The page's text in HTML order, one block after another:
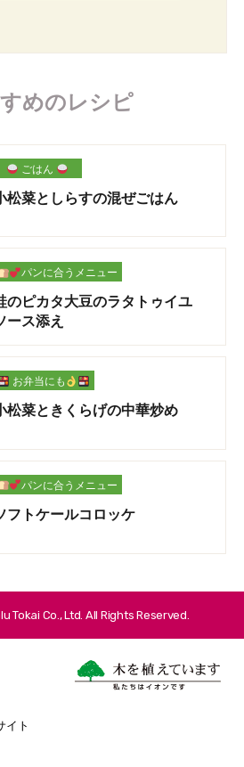
めのレシピ
ごはん
松菜としらすの混ぜごはん
パンに合うメニュー
のピカタ大豆のラタトゥイユ
ース添え
お弁当にも
松菜ときくらげの中華炒め
パンに合うメニュー
フトケールコロッケ
Tokai Co., Ltd. All Rights Reserved.
イト